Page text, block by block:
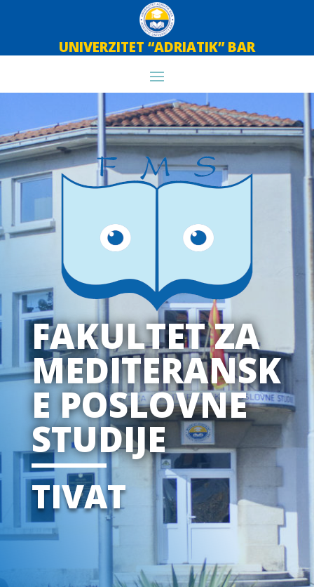
UNIVERZITET “ADRIATIK” BAR
FAKULTET ZA
MEDITERANSK
E POSLOVNE
STUDIJE
TIVAT